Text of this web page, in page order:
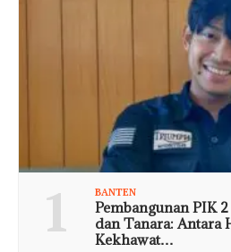
1 BANTEN
Pembangunan PIK
dan Tanara: Antara
Kekhawat…